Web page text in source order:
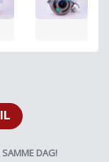
SAMME DAG!